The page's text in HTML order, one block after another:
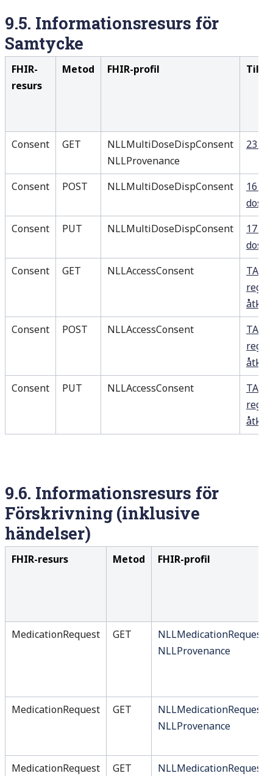
9.5. Informationsresurs för
Samtycke
FHIR-
resurs
Metod FHIR-profil
Consent GET
NLLMultiDoseDispConsent
NLLProvenance
23
Consent POST NLLMultiDoseDispConsent
16
Consent
PUT NLLMultiDoseDispConsent
17
Consent
GET NLLAccessConsent
TA
Consent
POST NLLAccessConsent
TA
Consent
PUT NLLAccessConsent
TA
9.6. Informationsresurs för
Förskrivning (inklusive
händelser)
FHIR-resurs Metod FHIR-profil
MedicationRequest GET
NLLMedicationRequest
NLLProvenance
MedicationRequest GET
NLLMedicationRequest
NLLProvenance
MedicationRequest GET
NLLMedicationRequest